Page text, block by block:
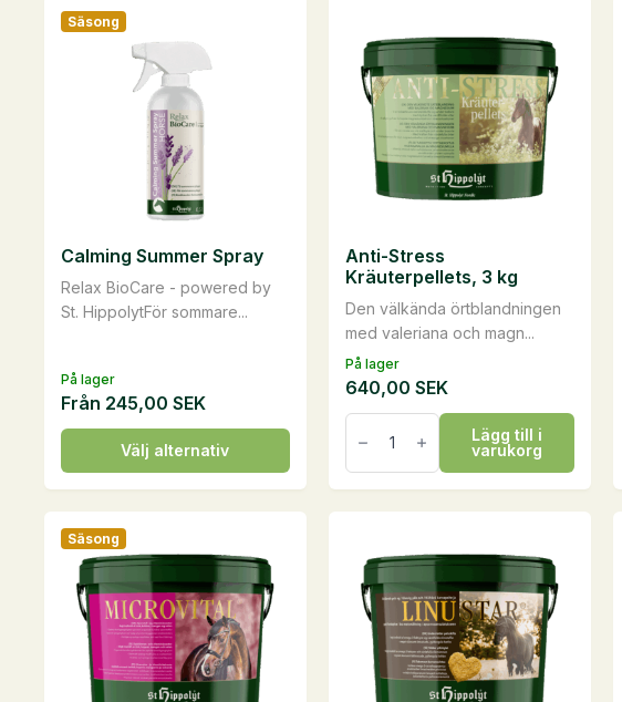
På lager
Säsong
Relax BioCare - powered by
St. HippolytFör sommare...
Calming Summer Spray
Från 245,00 SEK
Välj alternativ
Den
här
produkten
har
flera
varianter.
De
olika
alternativen
På lager
Den välkända örtblandningen
med valeriana och magn...
Anti-Stress
Kräuterpellets, 3 kg
640,00 SEK
Anti-
Stress
Kräuterpellets,
3
kg
Lägg till i
varukorg
Säsong